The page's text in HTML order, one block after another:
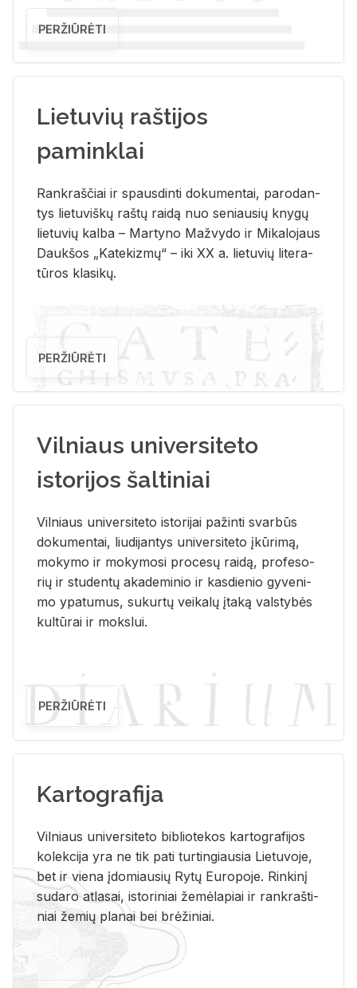
PERŽIŪRĖTI
Lietuvių raštijos
paminklai
Rank­raš­čiai ir spaus­din­ti do­ku­men­tai, pa­ro­dan­
tys lie­tu­viš­kų raš­tų rai­dą nuo se­niau­sių kny­gų
lie­tu­vių kal­ba – Mar­ty­no Ma­žvy­do ir Mi­ka­lo­jaus
Dauk­šos „Ka­te­kiz­mų“ – iki XX a. lie­tu­vių li­te­ra­
tū­ros kla­si­kų.
PERŽIŪRĖTI
Vilniaus universiteto
istorijos šaltiniai
Vil­niaus uni­ver­si­te­to is­to­ri­jai pa­žin­ti svar­būs
do­ku­men­tai, liu­di­jan­tys uni­ver­si­te­to įkū­ri­mą,
mo­ky­mo ir mo­ky­mo­si pro­ce­sų rai­dą, pro­fe­so­
rių ir stu­den­tų aka­de­mi­nio ir kas­die­nio gy­ve­ni­
mo ypa­tu­mus, su­kur­tų vei­ka­lų įta­ką vals­ty­bės
kul­tū­rai ir moks­lui.
PERŽIŪRĖTI
Kartografija
Vil­niaus uni­ver­si­te­to bi­b­lio­te­kos kar­to­gra­fi­jos
ko­lek­ci­ja yra ne tik pati tur­tin­giau­sia Lie­tu­vo­je,
bet ir vie­na įdo­miau­sių Rytų Eu­ro­po­je. Rin­ki­nį
su­da­ro at­la­sai, is­to­ri­niai že­mė­la­piai ir rank­raš­ti­
niai že­mių pla­nai bei brė­ži­niai.